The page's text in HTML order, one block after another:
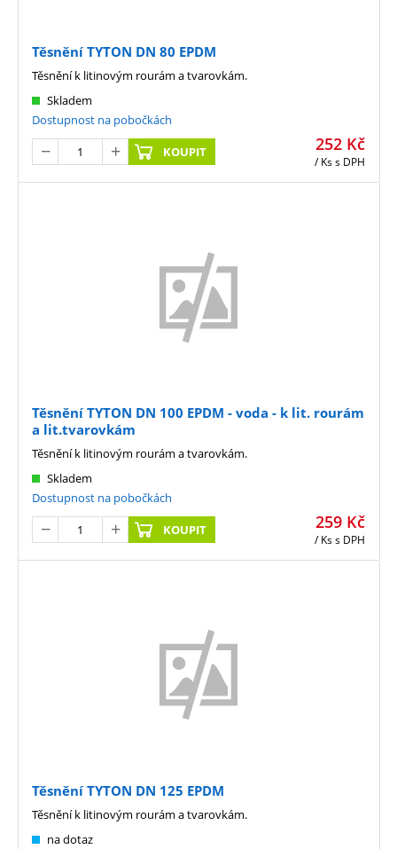
Těsnění TYTON DN 80 EPDM
252 Kč
/ Kss DPH
Skladem
Dostupnost na pobočkách
KOUPIT
Těsnění k litinovým rourám a tvarovkám.
Těsnění TYTON DN 100 EPDM - voda - k lit. rourám
a lit.tvarovkám
259 Kč
/ Kss DPH
Skladem
Dostupnost na pobočkách
KOUPIT
Těsnění k litinovým rourám a tvarovkám.
Těsnění TYTON DN 125 EPDM
na dotaz
Těsnění k litinovým rourám a tvarovkám.